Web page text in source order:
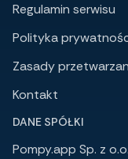
Regulamin serwisu
Polityka
Zasady
Kontakt
DANE SPÓŁKI
Pompy.app Sp. z o.o.